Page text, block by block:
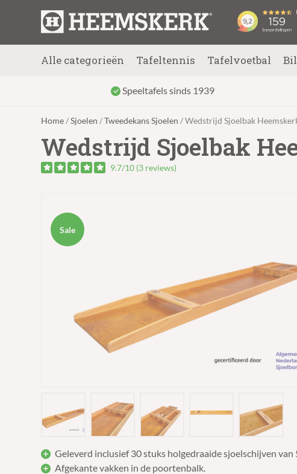
Alle categorieën Tafeltennis Tafelvoetbal
Speeltafels sinds 1939
Home/Sjoelen /Tweedekans Sjoelen / Wedstrijd Sjoelbak
Wedstrijd Sjoelbak
9.7/10 (3 reviews)
Sale
Geleverd inclusief 30 stuks holgedraaide sjoelschijven van
Afgekante vakken in de poortenbalk.